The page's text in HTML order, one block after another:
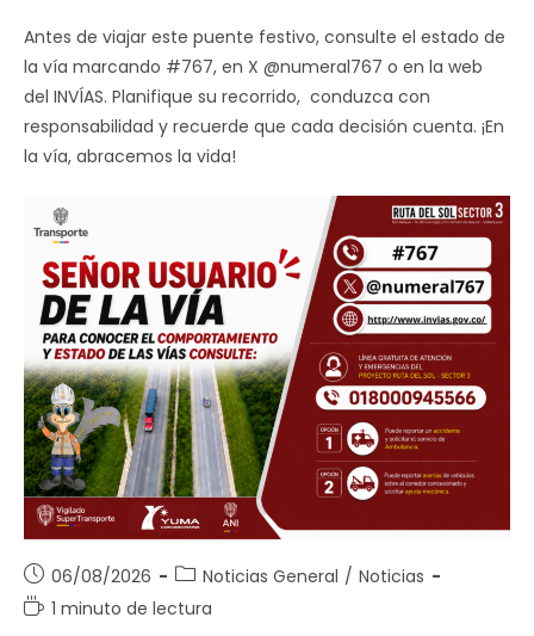
Antes de viajar este puente festivo, consulte el estado de
la vía marcando #767, en X @numeral767 o en la web
del INVÍAS. Planifique su recorrido, conduzca con
responsabilidad y recuerde que cada decisión cuenta. ¡En
la vía, abracemos la vida!
Publicación
de
06/08/2026
Categoría
de
Noticias General / Noticias
Tiempo
1 minuto de lectura